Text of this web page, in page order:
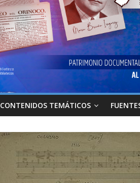
CONTENIDOS TEMÁTICOS